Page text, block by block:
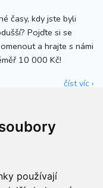
používají
časy, kdy jste byli
Pojďte si se
a hrajte s námi
10 000 Kč!
číst víc ›